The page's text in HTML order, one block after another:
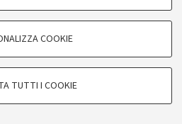
a titolo esemplificativo, per il corretto
COOKIE
TUTTI I COOKIE
STUDIORUM - Università di
40126 Bologna - PI: 01131710376 -
Impostazioni Cookie